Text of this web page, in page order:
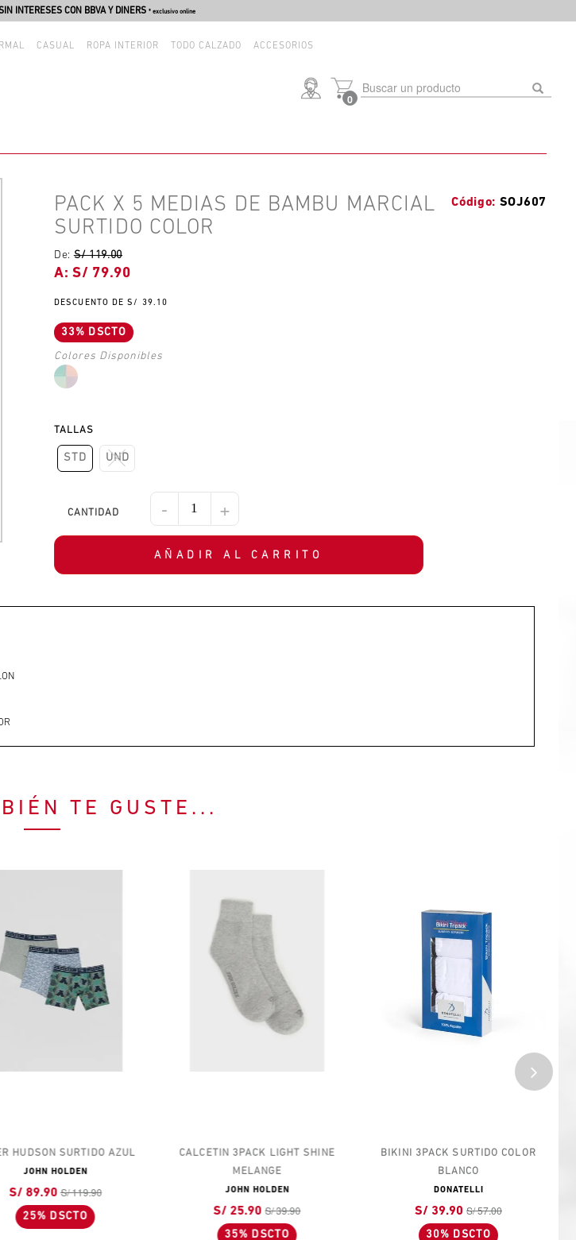
INTERESES CON BBVA Y DINERS * exclusivo online
CASUAL ROPA INTERIOR TODO CALZADO ACCESORIOS
0
SOJ607
PACK X 5 MEDIAS DE BAMBU MARCIAL
SURTIDO COLOR
De:S/ 119.00
S/ 79.90
S/ 39.10
33% DSCTO
TALLAS
STD UND
- +
AÑADIR AL CARRITO
TE GUSTE...
HUDSON SURTIDO AZUL
JOHN HOLDEN
S/ 89.90 S/ 119.90
25% DSCTO
CALCETIN 3PACK LIGHT SHINE
MELANGE
JOHN HOLDEN
S/ 25.90 S/ 39.90
35% DSCTO
BIKINI 3PACK SURTIDO COLOR
BLANCO
DONATELLI
S/ 39.90 S/ 57.00
30% DSCTO